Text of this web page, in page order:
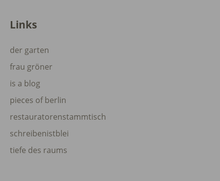
Links
der garten
frau gröner
is a blog
pieces of berlin
restauratorenstammtisch
schreibenistblei
tiefe des raums